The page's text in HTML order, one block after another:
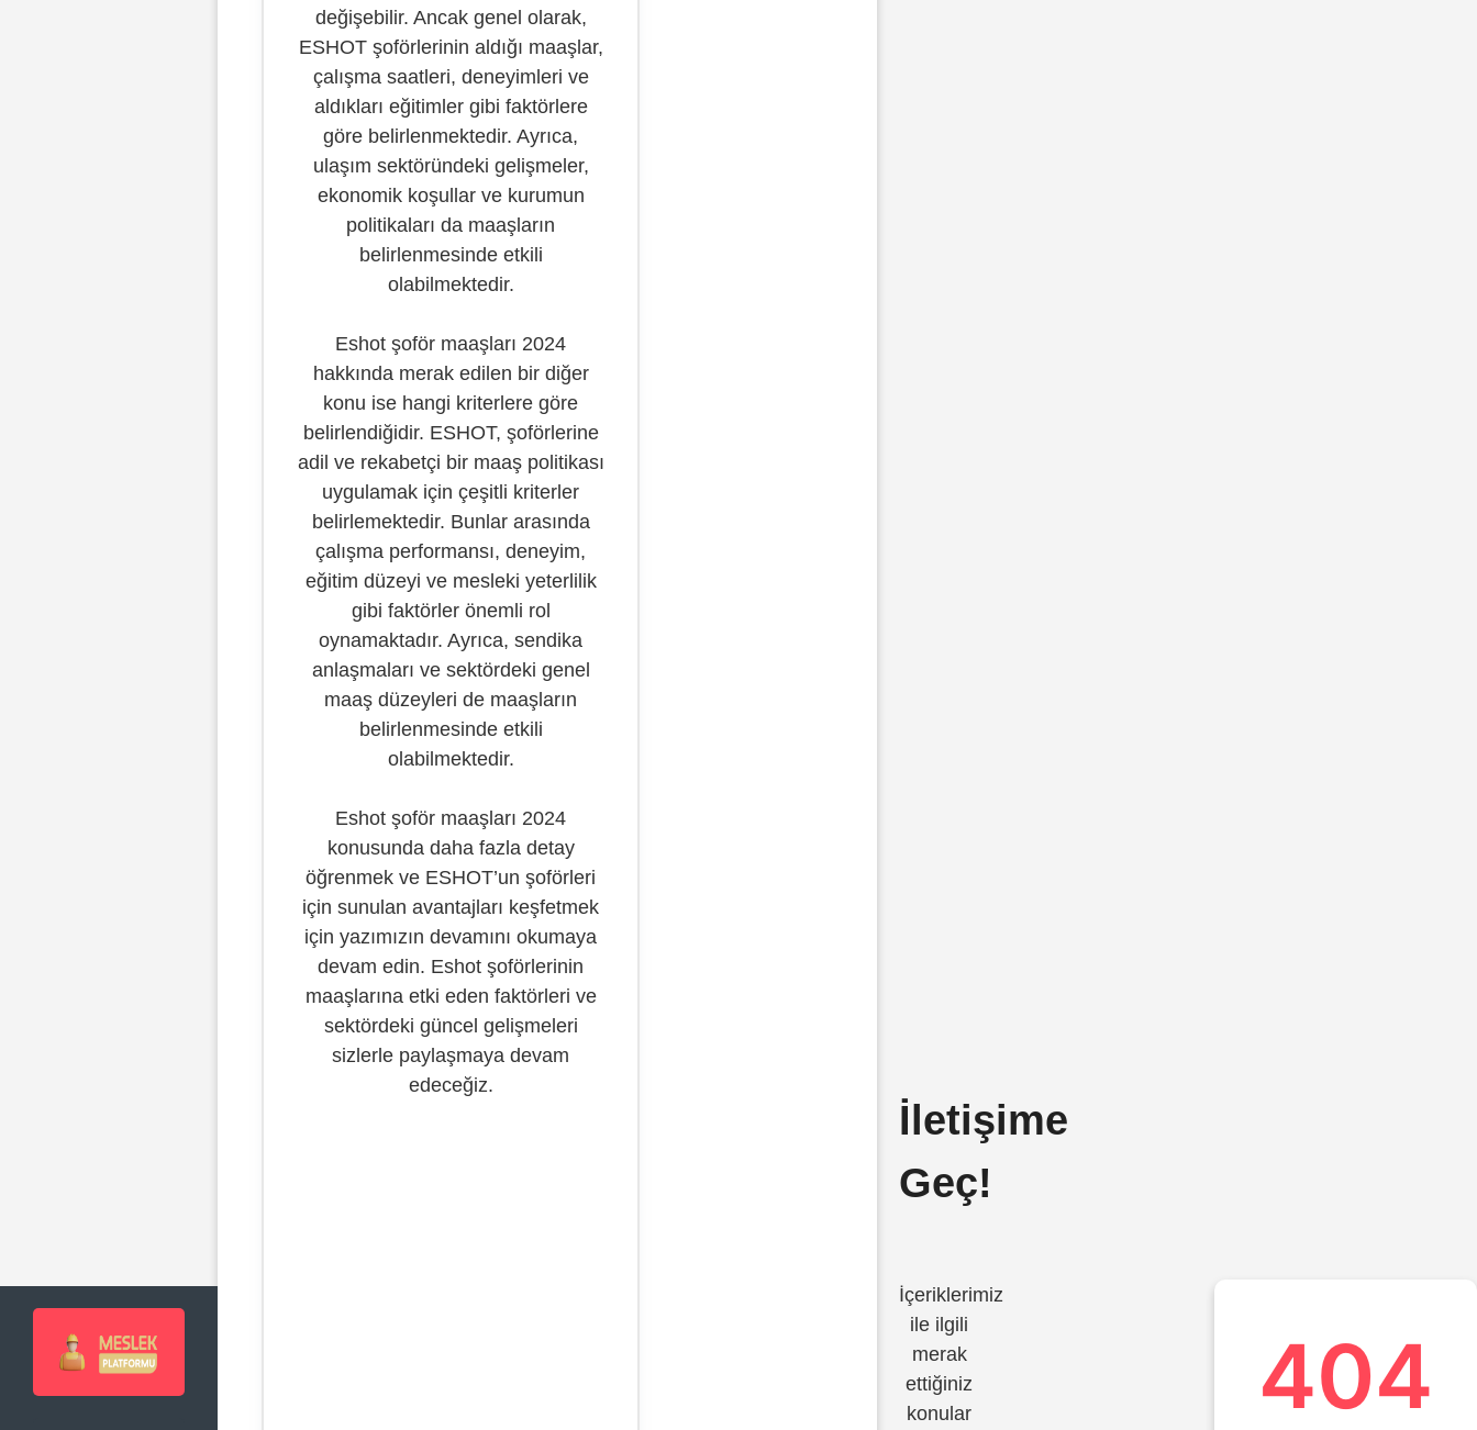
değişebilir. Ancak genel olarak,
ESHOT şoförlerinin aldığı maaşlar,
çalışma saatleri, deneyimleri ve
aldıkları eğitimler gibi faktörlere
göre belirlenmektedir. Ayrıca,
ulaşım sektöründeki gelişmeler,
ekonomik koşullar ve kurumun
politikaları da maaşların
belirlenmesinde etkili
olabilmektedir.
Eshot şoför maaşları 2024
hakkında merak edilen bir diğer
konu ise hangi kriterlere göre
belirlendiğidir. ESHOT, şoförlerine
adil ve rekabetçi bir maaş politikası
uygulamak için çeşitli kriterler
belirlemektedir. Bunlar arasında
çalışma performansı, deneyim,
eğitim düzeyi ve mesleki yeterlilik
gibi faktörler önemli rol
oynamaktadır. Ayrıca, sendika
anlaşmaları ve sektördeki genel
maaş düzeyleri de maaşların
belirlenmesinde etkili
olabilmektedir.
Eshot şoför maaşları 2024
konusunda daha fazla detay
öğrenmek ve ESHOT’un şoförleri
için sunulan avantajları keşfetmek
için yazımızın devamını okumaya
devam edin. Eshot şoförlerinin
maaşlarına etki eden faktörleri ve
sektördeki güncel gelişmeleri
sizlerle paylaşmaya devam
edeceğiz.
İletişime
Geç!
İçeriklerimiz
ile ilgili
merak
ettiğiniz
konular
404